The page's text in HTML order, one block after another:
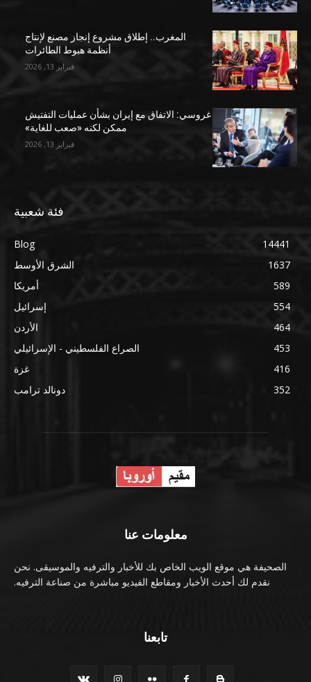
المغرب.. إطلاق مشروع إنجاز مصنع لإنتاج
أنظمة هبوط الطائرات
فبراير 13, 2026
غروسي: الاتفاق مع إيران بشأن عمليات التفتيش
ممكن لكنه «صعب للغاية»
فبراير 13, 2026
فئة شعبية
Blog
14441
الشرق الأوسط
1637
أمريكا
589
إسرائيل
554
الأردن
464
الصراع الفلسطيني - الإسرائيلي
453
غزة
416
دونالد ترامب
352
معلومات عنا
الصحيفة هي موقع الويب الخاص بك للأخبار والترفيه والموسيقى. نحن
نقدم لك أحدث الأخبار ومقاطع الفيديو مباشرة من صناعة الترفيه.
تابعنا